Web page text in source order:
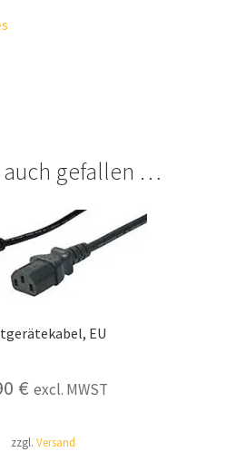
auch gefallen …
EU
€ excl. MWST
zzgl. Versand